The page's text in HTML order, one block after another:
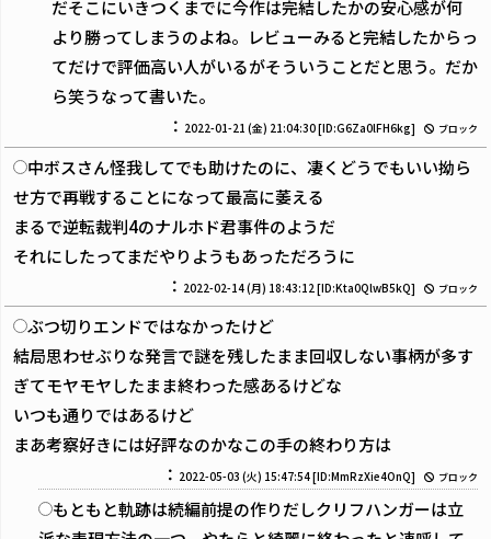
だそこにいきつくまでに今作は完結したかの安心感が何
より勝ってしまうのよね。レビューみると完結したからっ
てだけで評価高い人がいるがそういうことだと思う。だか
ら笑うなって書いた。
： 2022-01-21 (金) 21:04:30[ID:G6Za0lFH6kg] ブロック
中ボスさん怪我してでも助けたのに、凄くどうでもいい拗ら
せ方で再戦することになって最高に萎える
まるで逆転裁判4のナルホド君事件のようだ
それにしたってまだやりようもあっただろうに
： 2022-02-14 (月) 18:43:12[ID:Kta0QlwB5kQ] ブロック
ぶつ切りエンドではなかったけど
結局思わせぶりな発言で謎を残したまま回収しない事柄が多す
ぎてモヤモヤしたまま終わった感あるけどな
いつも通りではあるけど
まあ考察好きには好評なのかなこの手の終わり方は
： 2022-05-03 (火) 15:47:54[ID:MmRzXie4OnQ] ブロック
もともと軌跡は続編前提の作りだしクリフハンガーは立